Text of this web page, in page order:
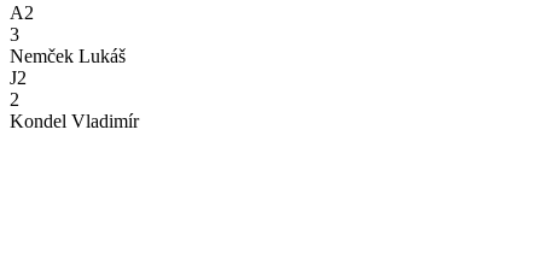
A2
3
Nemček Lukáš
J2
2
Kondel Vladimír